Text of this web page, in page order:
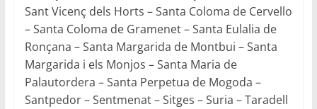
Sant Vicenç dels Horts – Santa Coloma de Cervello
– Santa Coloma de Gramenet – Santa Eulalia de
Ronçana – Santa Margarida de Montbui – Santa
Margarida i els Monjos – Santa Maria de
Palautordera – Santa Perpetua de Mogoda –
Santpedor – Sentmenat – Sitges – Suria – Taradell